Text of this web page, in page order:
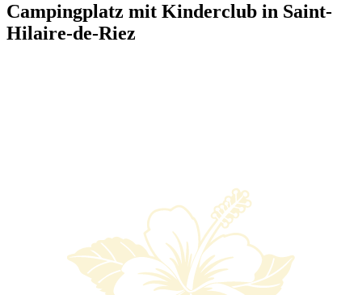
Campingplatz mit Kinderclub in Saint-
Hilaire-de-Riez